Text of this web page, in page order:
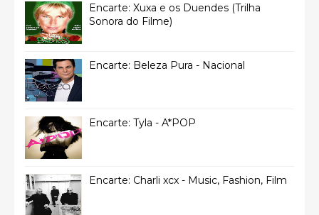
Encarte: Xuxa e os Duendes (Trilha
Sonora do Filme)
Encarte: Beleza Pura - Nacional
Encarte: Tyla - A*POP
Encarte: Charli xcx - Music, Fashion, Film